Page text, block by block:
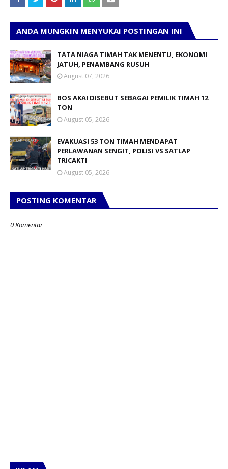
ANDA MUNGKIN MENYUKAI POSTINGAN INI
TATA NIAGA TIMAH TAK MENENTU, EKONOMI
JATUH, PENAMBANG RUSUH
August 07, 2026
BOS AKAI DISEBUT SEBAGAI PEMILIK TIMAH 12
TON
August 05, 2026
EVAKUASI 53 TON TIMAH MENDAPAT
PERLAWANAN SENGIT, POLISI VS SATLAP
TRICAKTI
August 05, 2026
POSTING KOMENTAR
0 Komentar